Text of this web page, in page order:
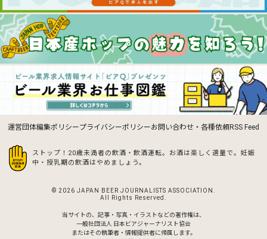
運営団体編集ポリシープライバシーポリシーお問い合わせ・各種依頼RSS Feed
ストップ！20歳未満者の飲酒・飲酒運転。お酒は楽しく適量で。 妊娠
中・授乳期の飲酒はやめましょう。
© 2026 JAPAN BEER JOURNALISTS ASSOCIATION.
All Rights Reserved.
当サイトの、記事・写真・イラストなどの著作権は、
一般社団法人 日本ビアジャーナリスト協会
またはその執筆者・情報提供者に帰属します。